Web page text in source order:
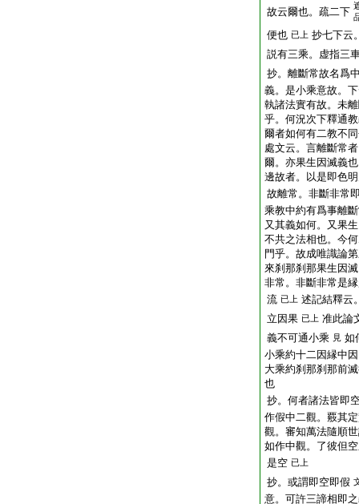
故云爾也。疏二下
便也 已上 抄七下云
説有三乘。虚指三
抄。離斷常故名爲
義。是小乘意故。
執諸法實有故。未
乎。何況次下釋通
爾者如何有二教不
處文云。言離斷常
爾。亦果生因滅義
邊故者。以是即色
故離常。非斷非常
乘教中約有爲事離
又其義如何。又果
不共之法相也。今
門乎。故成唯識論
來刹那刹那果生因
非常。非斷非常是
流 已上 述記結釋云
立因果 已上 准此論
義不可通小乘 見 如
小乘約十二因縁中
大乘約刹那刹那前
也
抄。何者諸法皆即
作假中二觀。覈其
觀。審知萬法隨順
如作中觀。了彼但
是空 已上
抄。或謂即空即假
意。可許三諦相即